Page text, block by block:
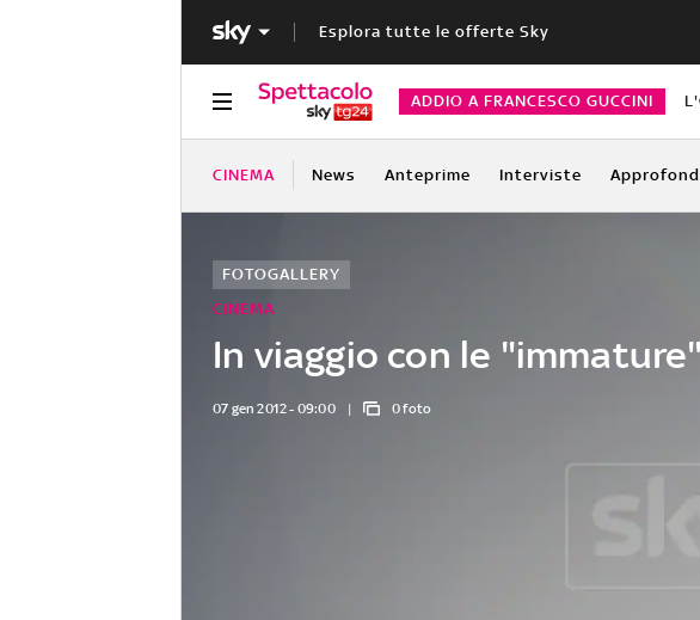
Esplora tutte le offerte Sky
ADDIO A FRANCESCO GUCCINI
CINEMA News Anteprime Interviste
In viaggio con le "immature"
CINEMA
FOTOGALLERY
07 gen 2012 - 09:00 0 foto